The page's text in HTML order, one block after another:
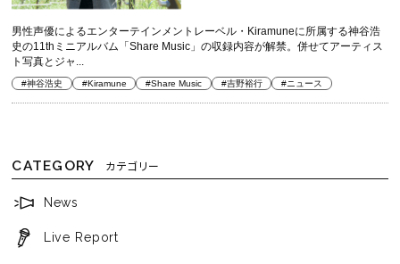
男性声優によるエンターテインメントレーベル・Kiramuneに所属する神谷浩
史の11thミニアルバム「Share Music」の収録内容が解禁。併せてアーティス
ト写真とジャ...
#神谷浩史 #Kiramune #Share Music #吉野裕行 #ニュース
CATEGORY カテゴリー
News
Live Report